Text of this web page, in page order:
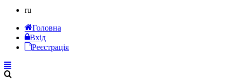
ru
Головна
Вхід
Реєстрація